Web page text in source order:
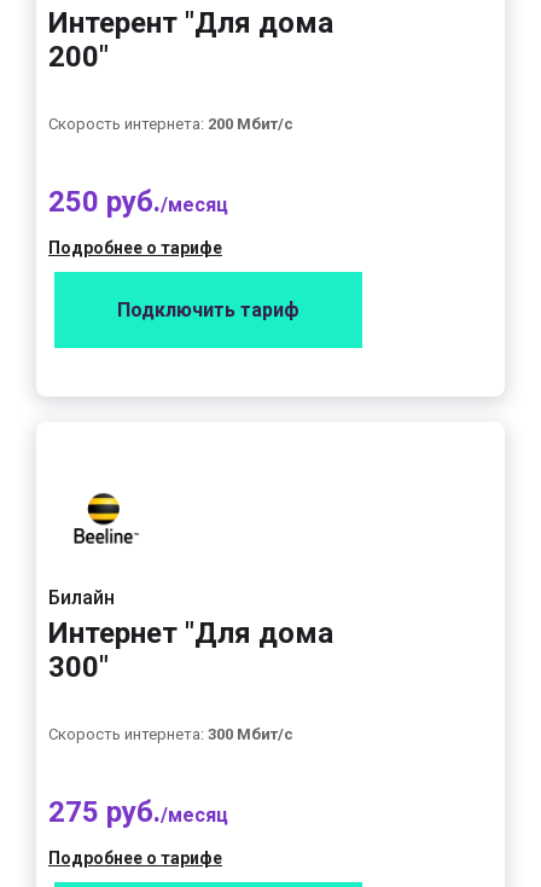
Интерент "Для дома
200"
Скорость интернета: 200 Мбит/с
250 руб./месяц
Подробнее о тарифе
Подключить тариф
Билайн
Интернет "Для дома
300"
Скорость интернета: 300 Мбит/с
275 руб./месяц
Подробнее о тарифе